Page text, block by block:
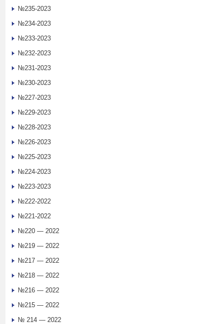
№235-2023
№234-2023
№233-2023
№232-2023
№231-2023
№230-2023
№227-2023
№229-2023
№228-2023
№226-2023
№225-2023
№224-2023
№223-2023
№222-2022
№221-2022
№220 — 2022
№219 — 2022
№217 — 2022
№218 — 2022
№216 — 2022
№215 — 2022
№ 214 — 2022